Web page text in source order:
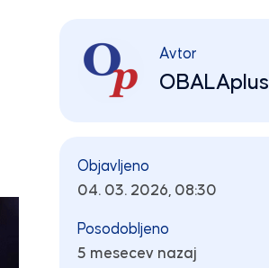
Avtor
OBALAplus
Objavljeno
04. 03. 2026, 08:30
Posodobljeno
5 mesecev nazaj